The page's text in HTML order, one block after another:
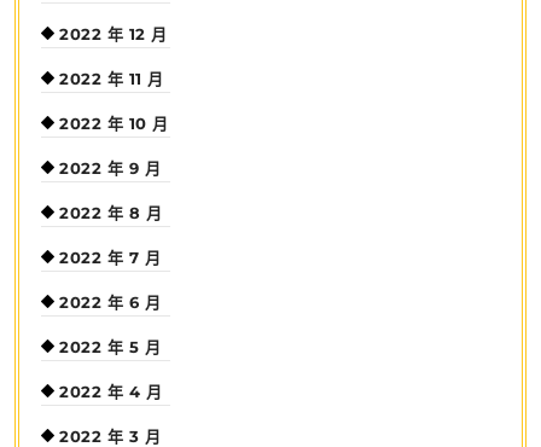
2022 年 12 月
2022 年 11 月
2022 年 10 月
2022 年 9 月
2022 年 8 月
2022 年 7 月
2022 年 6 月
2022 年 5 月
2022 年 4 月
2022 年 3 月